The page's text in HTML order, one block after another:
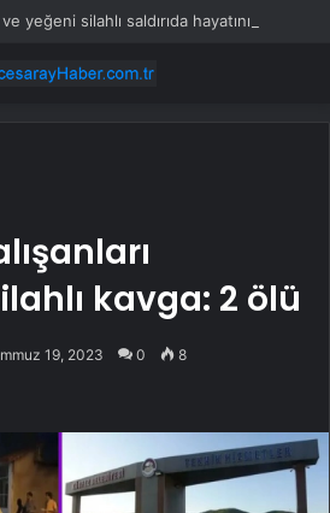
kavga: 2 ölü
19, 2023 0 8